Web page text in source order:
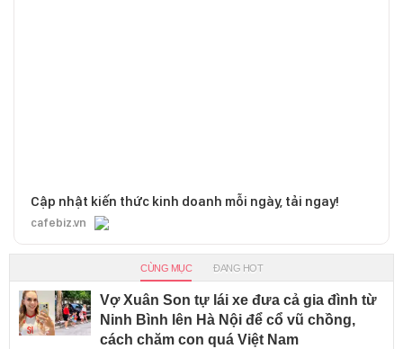
Cập nhật kiến thức kinh doanh mỗi ngày, tải ngay!
cafebiz.vn
CÙNG MỤC ĐANG HOT
Vợ Xuân Son tự lái xe đưa cả gia đình từ
Ninh Bình lên Hà Nội để cổ vũ chồng,
cách chăm con quá Việt Nam